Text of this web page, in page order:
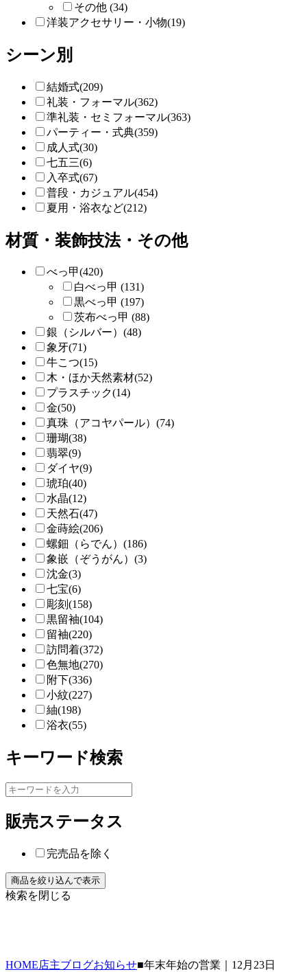
その他 (34)
洋装アクセサリー・小物(19)
シーン別
結婚式(209)
礼装・フォーマル(362)
準礼装・セミフォーマル(363)
パーティー・式典(359)
成人式(30)
七五三(6)
入卒式(67)
普段・カジュアル(454)
夏用・浴衣など(212)
材質・装飾技法・その他
べっ甲(420)
白べっ甲 (131)
黒べっ甲 (197)
茨布べっ甲 (88)
銀（シルバー）(48)
象牙(71)
牛こつ(15)
木・ほか天然素材(52)
プラスチック(14)
金(50)
真珠（アコヤパール）(74)
珊瑚(38)
翡翠(9)
ダイヤ(9)
琥珀(40)
水晶(12)
天然石(47)
金蒔絵(206)
螺鈿（らでん）(186)
象嵌（ぞうがん）(3)
沈金(3)
七宝(6)
彫刻(158)
黒留袖(104)
留袖(220)
訪問着(372)
色無地(270)
附下(336)
小紋(227)
紬(198)
浴衣(55)
キーワード検索
販売ステータス
完売品を除く
検索を閉じる
HOME店主ブログお知らせ■年末年始の営業｜12月23日